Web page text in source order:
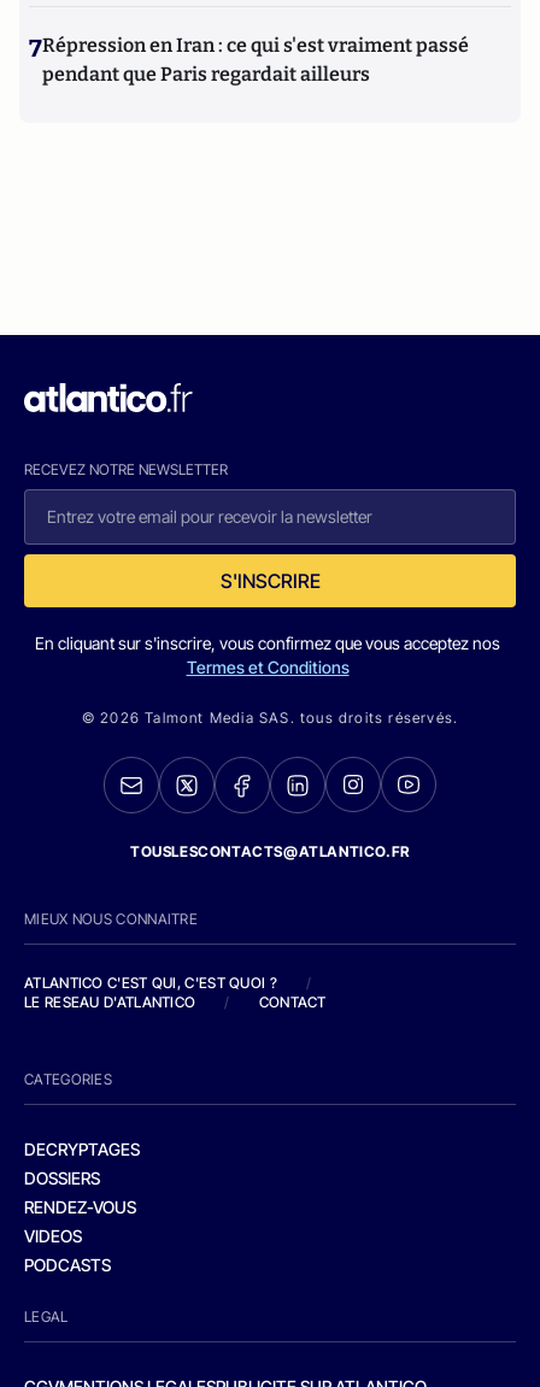
7Répression en Iran : ce qui s'est vraiment passé
pendant que Paris regardait ailleurs
RECEVEZ NOTRE NEWSLETTER
S'INSCRIRE
En cliquant sur s'inscrire, vous confirmez que vous acceptez nos
Termes et Conditions
© 2026 Talmont Media SAS. tous droits réservés.
TOUSLESCONTACTS@ATLANTICO.FR
MIEUX NOUS CONNAITRE
ATLANTICO C'EST QUI, C'EST QUOI ?
/
LE RESEAU D'ATLANTICO
/ CONTACT
CATEGORIES
DECRYPTAGES
DOSSIERS
RENDEZ-VOUS
VIDEOS
PODCASTS
LEGAL